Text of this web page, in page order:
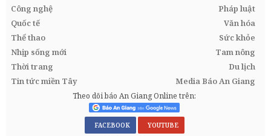
Công nghệ
Pháp luật
Quốc tế
Văn hóa
Thể thao
Sức khỏe
Nhịp sống mới
Tam nông
Thời trang
Du lịch
Tin tức miền Tây
Media Báo An Giang
Theo dõi báo An Giang Online trên:
FACEBOOK YOUTUBE